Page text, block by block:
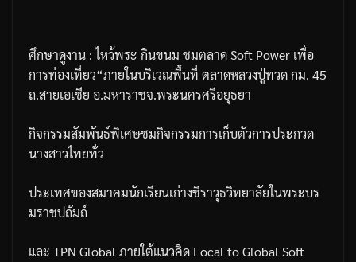
ศึกษาดูงาน :ไหว้พระ กินขนม ชมตลาดSoft Power เพื่อ
การท่องเที่ยว“ภายในบริเวณพื้นที่ ตลาดหลวงปู่ทวดกม. 45
ถ.สายเอเชีย อ.มหาราชจ.พระนครศรีอยุธยา
กิจกรรมสัมพันธ์พิเศษชมกิจกรรมการเก็บตัวการประกวด
นางสาวไทยทั่ว
ประเทศของสมาคมนักเรียนเก่างชิราวุธวิทยาลัยในพระบร
มราชปถัมถ์
และ TPN Global ภายใต้แนวคิด Local to Global Soft